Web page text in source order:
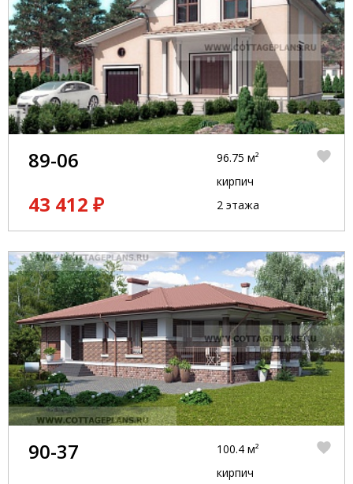
89-06
43 412 ₽
96.75 м²
кирпич
2 этажа
90-37
100.4 м²
кирпич